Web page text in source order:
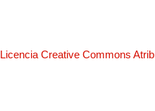
Licencia Creative Commons